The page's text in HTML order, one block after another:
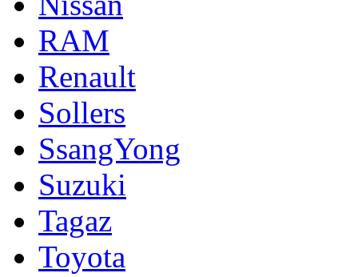
RAM
Renault
Sollers
SsangYong
Suzuki
Tagaz
Toyota